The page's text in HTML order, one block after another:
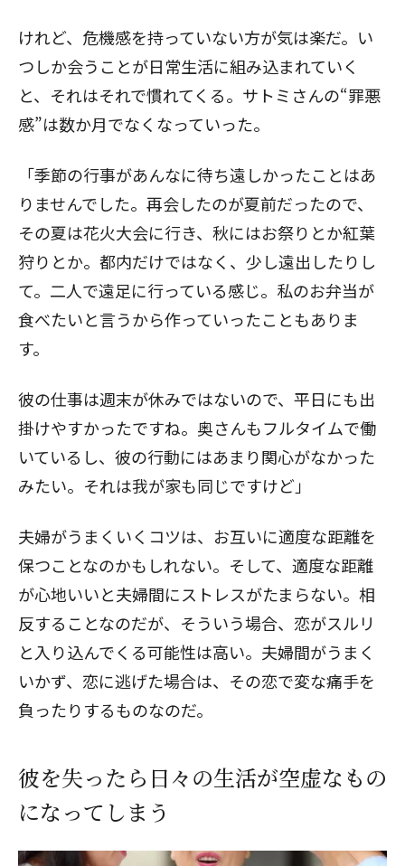
けれど、危機感を持っていない方が気は楽だ。い
つしか会うことが日常生活に組み込まれていく
と、それはそれで慣れてくる。サトミさんの“罪悪
感”は数か月でなくなっていった。
「季節の行事があんなに待ち遠しかったことはあ
りませんでした。再会したのが夏前だったので、
その夏は花火大会に行き、秋にはお祭りとか紅葉
狩りとか。都内だけではなく、少し遠出したりし
て。二人で遠足に行っている感じ。私のお弁当が
食べたいと言うから作っていったこともありま
す。
彼の仕事は週末が休みではないので、平日にも出
掛けやすかったですね。奥さんもフルタイムで働
いているし、彼の行動にはあまり関心がなかった
みたい。それは我が家も同じですけど」
夫婦がうまくいくコツは、お互いに適度な距離を
保つことなのかもしれない。そして、適度な距離
が心地いいと夫婦間にストレスがたまらない。相
反することなのだが、そういう場合、恋がスルリ
と入り込んでくる可能性は高い。夫婦間がうまく
いかず、恋に逃げた場合は、その恋で変な痛手を
負ったりするものなのだ。
彼を失ったら日々の生活が空虚なもの
になってしまう